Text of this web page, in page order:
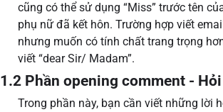
cũng có thể sử dụng “Miss” trước tên
phụ nữ đã kết hôn. Trường hợp viết
nhưng muốn có tính chất trang trọng
viết “dear Sir/ Madam”.
1.2 Phần opening comment -
Trong phần này, bạn cần viết những lời